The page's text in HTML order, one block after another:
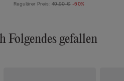
Regulärer Preis: 49,90 € -50%
Folgendes gefallen